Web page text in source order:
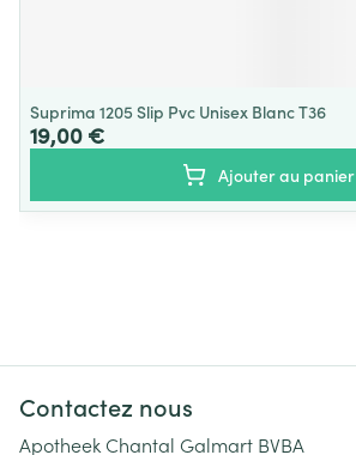
Suprima 1205 Slip Pvc Unisex Blanc T36
19,00 €
Ajouter au panier
Contactez nous
Apotheek Chantal Galmart BVBA